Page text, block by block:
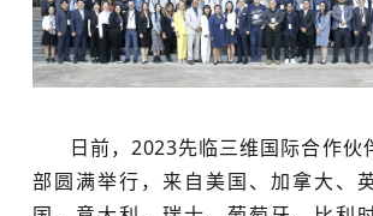
日前，2023先临三维国际合作伙
部圆满举行，来自美国、加拿大、